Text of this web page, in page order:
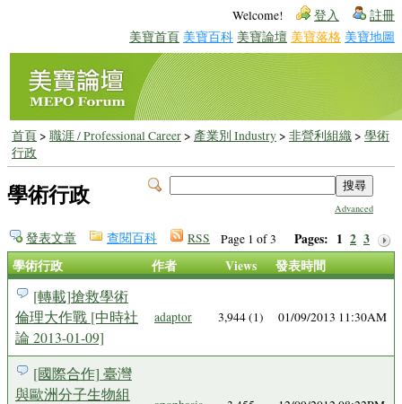
Welcome! 登入 註冊
美寶首頁 美寶百科 美寶論壇 美寶落格 美寶地圖
首頁> 職涯 / Professional Career> 產業別 Industry> 非營利組織> 學術
行政
Advanced
學術行政
Page 1 of 3 Pages: 1 2 3
發表文章 查閱百科 RSS
學術行政 作者 Views 發表時間
[轉載]搶救學術
倫理大作戰 [中時社
論 2013-01-09]
adaptor 3,944 (1) 01/09/2013 11:30AM
[國際合作] 臺灣
與歐洲分子生物組